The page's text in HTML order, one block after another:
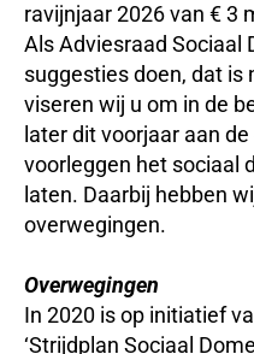
ravijnjaar 2026 van € 3
Als Adviesraad Sociaal
suggesties doen, dat is
viseren wij u om in de
later dit voorjaar aan
voorleggen het sociaal
laten. Daarbij hebben
overwegingen.
Overwegingen
In 2020 is op initiatief
‘Strijdplan Sociaal